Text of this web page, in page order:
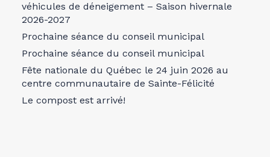
véhicules de déneigement – Saison hivernale
2026-2027
Prochaine séance du conseil municipal
Prochaine séance du conseil municipal
Fête nationale du Québec le 24 juin 2026 au
centre communautaire de Sainte-Félicité
Le compost est arrivé!